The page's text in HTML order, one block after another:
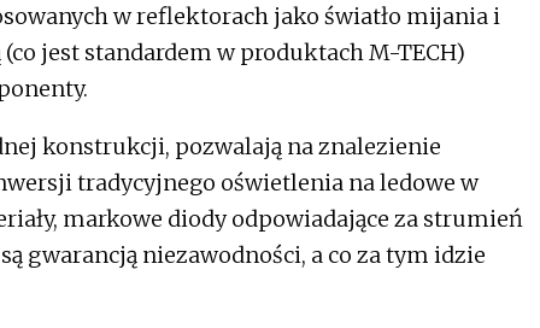
w reflektorach jako światło mijania i
jest standardem w produktach M-TECH)
konstrukcji, pozwalają na znalezienie
tradycyjnego oświetlenia na ledowe w
markowe diody odpowiadające za strumień
gwarancją niezawodności, a co za tym idzie